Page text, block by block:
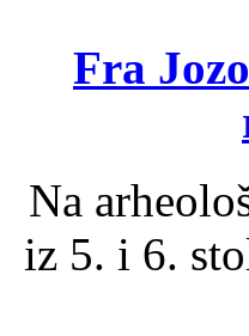
Fra
Na
iz 5. i 6.